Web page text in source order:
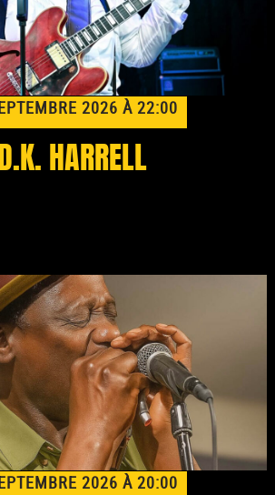
2026 À 22:00
D.K. HARRELL
2026 À 20:00